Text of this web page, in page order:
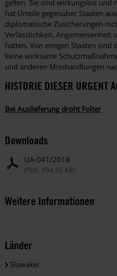
gelten. Sie sind wirkungslos und
hat Urteile gegenüber Staaten
diplomatische Zusicherungen
Verlässlichkeit, Angemessenheit
hatten. Von einigen Staaten sind
keine wirksame
und anderen Misshandlungen
HISTORIE DIESER URGENT
Bei Auslieferung droht Folter
Downloads
UA-041/2018
(PDF, 194.55 KB)
Weitere Informationen
Länder
Slowakei